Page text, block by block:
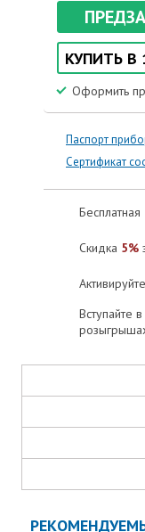
КУПИТЬ В
Оформить
Паспорт
Сертификат
Скидка 5%
Активируйте
Вступайте в
Назначение
питания
Источник
Открыть
Страна
Оценка товара: